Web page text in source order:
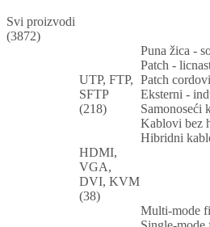
Svi proizvodi
(3872)
UTP, FTP,
SFTP
(218)
Puna žica -
Patch -
Patch
Eksterni -
Samonoseći
Kablovi bez
Hibridni
HDMI,
VGA,
DVI, KVM
(38)
Multi-mode